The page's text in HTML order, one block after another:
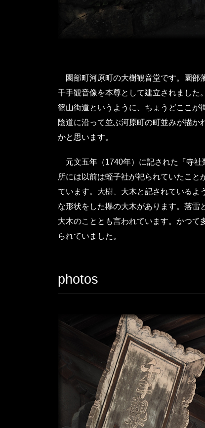
園部町河原町の大樹観音堂です。園部
千手観音像を本尊として建立されました
篠山街道というように、ちょうどここが
陰道に沿って並ぶ河原町の町並みが描
かと思います。
元文五年（1740年）に記された『寺社
所には以前は蛭子社が祀られていたこ
ています。大樹、大木と記されているよ
な形状をした欅の大木があります。落雷
大木のこととも言われています。かつ
られていました。
photos